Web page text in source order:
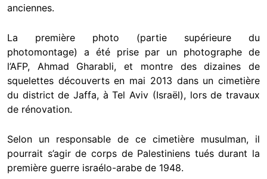
anciennes.
La première photo (partie supérieure du
photomontage) a été prise par un photographe de
l’AFP, Ahmad Gharabli, et montre des dizaines de
squelettes découverts en mai 2013 dans un cimetière
du district de Jaffa, à Tel Aviv (Israël), lors de travaux
de rénovation.
Selon un responsable de ce cimetière musulman, il
pourrait s’agir de corps de Palestiniens tués durant la
première guerre israélo-arabe de 1948.